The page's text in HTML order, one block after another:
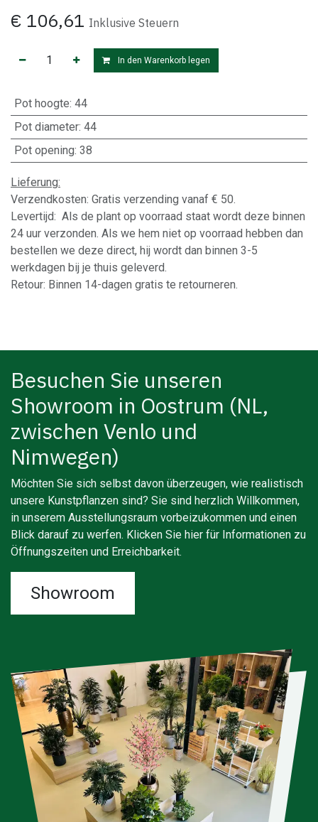
€ 106,61 Inklusive Steuern
In den Warenkorb legen
Pot hoogte: 44
Pot diameter: 44
Pot opening: 38
Lieferung:
Verzendkosten: Gratis verzending vanaf € 50.
Levertijd: Als de plant op voorraad staat wordt deze binnen
24 uur verzonden. Als we hem niet op voorraad hebben dan
bestellen we deze direct, hij wordt dan binnen 3-5
werkdagen bij je thuis geleverd.
Retour: Binnen 14-dagen gratis te retourneren.
Besuchen Sie unseren
Showroom in Oostrum (NL,
zwischen Venlo und
Nimwegen)
Möchten Sie sich selbst davon überzeugen, wie realistisch
unsere Kunstpflanzen sind? Sie sind herzlich Willkommen,
in unserem Ausstellungsraum vorbeizukommen und einen
Blick darauf zu werfen. Klicken Sie hier für Informationen zu
Öffnungszeiten und Erreichbarkeit.
Showroom